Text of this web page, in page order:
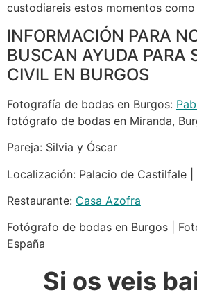
custodiareis estos momentos
INFORMACIÓN PARA
BUSCAN AYUDA PARA
CIVIL EN BURGOS
Fotografía de bodas en Burgos:
fotógrafo de bodas en Miranda,
Pareja: Silvia y Óscar
Localización: Palacio de Castilfale |
Restaurante: Casa Azofra
Fotógrafo de bodas en Burgos |
España
Si os veis